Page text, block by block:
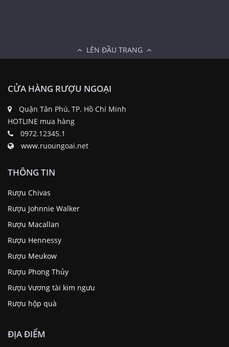
LÊN ĐẦU TRANG
CỬA HÀNG RƯỢU NGOẠI
Quận Tân Phú, TP. Hồ Chí Minh
HOTLINE mua hàng
0972.12345.1
www.ruoungoai.net
THÔNG TIN
Rượu Chivas
Rượu Johnnie Walker
Rượu Macallan
Rượu Hennessy
Rượu Meukow
Rượu Phong Thủy
Rượu Vương tài kim ngưu
Rượu hộp quà
ĐỊA ĐIỂM